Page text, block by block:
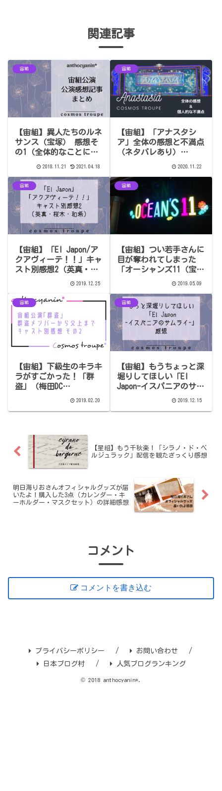
関連記事
宙組
【宙組】異人たちのルネ
サンス（宝塚） 感想そ
の1（全体的なことにつ
2018.11.21 2021.04.18
宙組
【宙組】「アナスタシ
ア」全体の感想と不満点
（ネタバレあり）
2020.11.22
宙組
【宙組】「El Japon/ア
クアヴィーテ！！」キャ
スト別感想2（英真・桜
2019.12.25
宙組
【宙組】つい若手さんに
目が奪われてしまった
「オーシャンズ11（宝
2019.05.09
宙組
【宙組】下級生のキラキ
ラがすごかった！「群
盗」（梅田DC
2019.02.20
宙組
【宙組】もうちょっと深
堀りしてほしい「El
Japon-イスパニアのサム
2019.12.15
【星組】もう千秋楽！「シラノ・ド・ベ
ルジュラック」配信を観たざっくり感想
明日海りおさんオフィシャルグッズが届
いたよ！購入した3点（カレンダー・キ
ーホルダー・マスクセット）の詳細感想
コメント
コメントを書き込む
プライバシーポリシー
お問い合わせ
日本ブログ村
人気ブログランキング
© 2018 anthocyanin*.